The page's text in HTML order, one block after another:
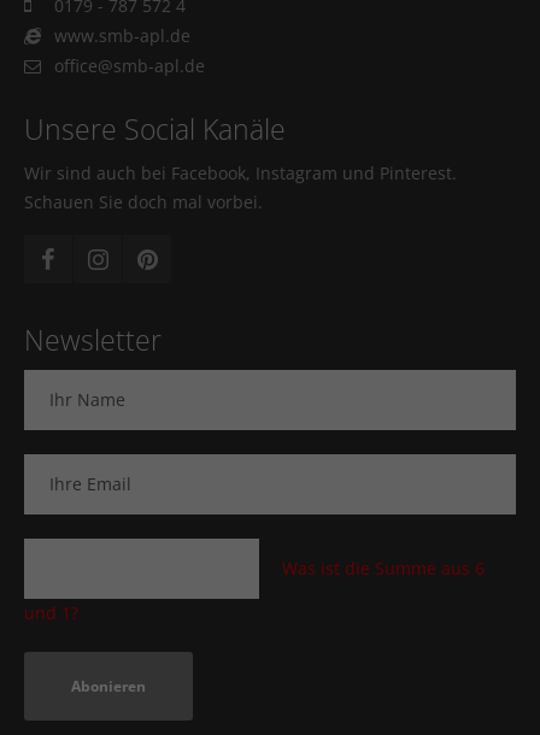
0179 - 787 572 4
www.smb-apl.de
office@smb-apl.de
Unsere Social Kanäle
Wir sind auch bei Facebook, Instagram und Pinterest.
Schauen Sie doch mal vorbei.
Newsletter
Was ist die Summe aus 6
und 1?
Abonieren